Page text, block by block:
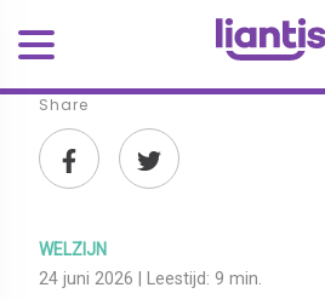
Share
WELZIJN
24 juni 2026 | Leestijd: 9 min.